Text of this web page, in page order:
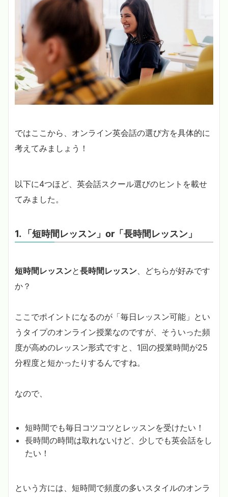
ではここから、オンライン英会話の選び方を具体的に
考えてみましょう！
以下に4つほど、英会話スクール選びのヒントを載せ
てみました。
1. 「短時間レッスン」or「長時間レッスン」
短時間レッスンと長時間レッスン 、どちらが好みです
か？
ここでポイントになるのが「毎日レッスン可能」とい
うタイプのオンライン授業なのですが、そういった頻
度が高めのレッスン形式ですと、1回の授業時間が25
分程度と短かったりするんですね。
なので、
短時間でも毎日コツコツとレッスンを受けたい！
長時間の時間は取れないけど、少しでも英会話をし
たい！
という方には、短時間で頻度の多いスタイルのオンラ